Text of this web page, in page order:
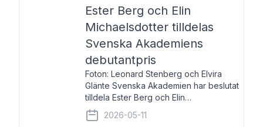
Ester Berg och Elin
Michaelsdotter tilldelas
Svenska Akademiens
debutantpris
Foton: Leonard Stenberg och Elvira
Glänte Svenska Akademien har beslutat
tilldela Ester Berg och Elin
Michaelsdotter Svenska Akademiens
debutantpris för år 2026. Priset är
2026-05-11